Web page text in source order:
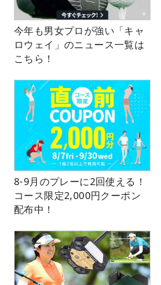
今年も男女プロが強い「キャ
ロウェイ」のニュース一覧は
こちら！
8-9月のプレーに2回使える！
コース限定2,000円クーポン
配布中！